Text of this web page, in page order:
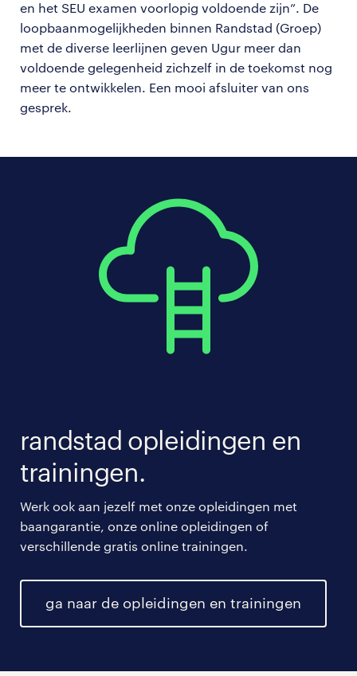
en het SEU examen voorlopig voldoende zijn”. De
loopbaanmogelijkheden binnen Randstad (Groep)
met de diverse leerlijnen geven Ugur meer dan
voldoende gelegenheid zichzelf in de toekomst nog
meer te ontwikkelen. Een mooi afsluiter van ons
gesprek.
randstad opleidingen en
trainingen.
Werk ook aan jezelf met onze opleidingen met
baangarantie, onze online opleidingen of
verschillende gratis online trainingen.
ga naar de opleidingen en trainingen